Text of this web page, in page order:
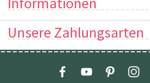
Unsere Zahlungsarten